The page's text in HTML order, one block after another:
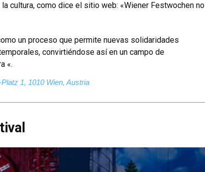
cultura, como dice el sitio web: «Wiener Festwochen no
un proceso que permite nuevas solidaridades
convirtiéndose así en un campo de
«.
1, 1010 Wien, Austria